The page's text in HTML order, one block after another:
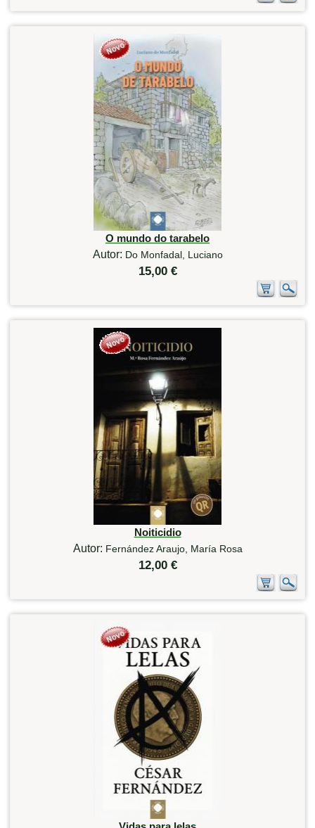
O mundo do tarabelo
Autor: Do Monfadal, Luciano
15,00 €
Noiticidio
Autor: Fernández Araujo, María Rosa
12,00 €